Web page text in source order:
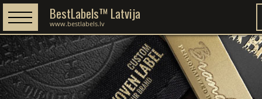
BestLabels™ Latvija
www.bestlabels.lv